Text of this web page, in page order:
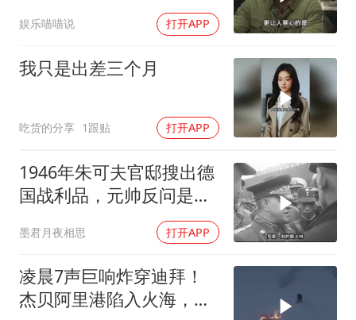
娱乐喵喵说 打开APP
我只是出差三个月
吃货的分享 1跟贴 打开APP
1946年朱可夫官邸搜出德
国战利品，元帅反问是否
墨君月夜相思 打开APP
凌晨7声巨响炸穿迪拜！
杰贝阿里港陷入火海，美